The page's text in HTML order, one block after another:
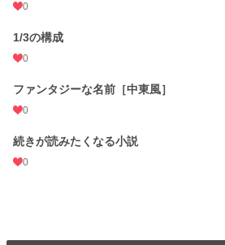
0
1/3の構成
0
ファンタジーな名前［中東風］
0
続きが読みたくなる小説
0